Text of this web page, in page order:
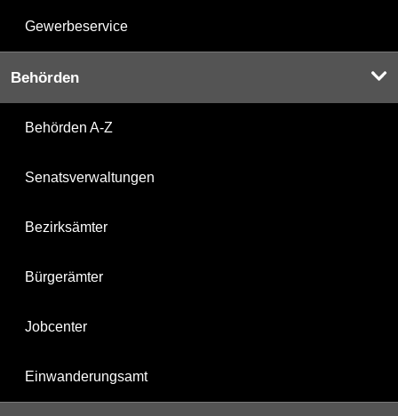
Gewerbeservice
Behörden
Behörden A-Z
Senatsverwaltungen
Bezirksämter
Bürgerämter
Jobcenter
Einwanderungsamt